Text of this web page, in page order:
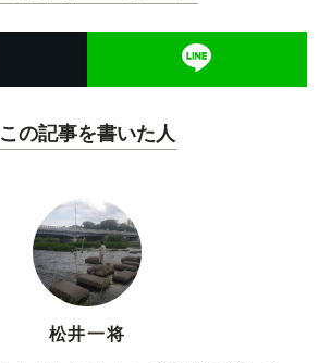
この記事を書いた人
松井一将